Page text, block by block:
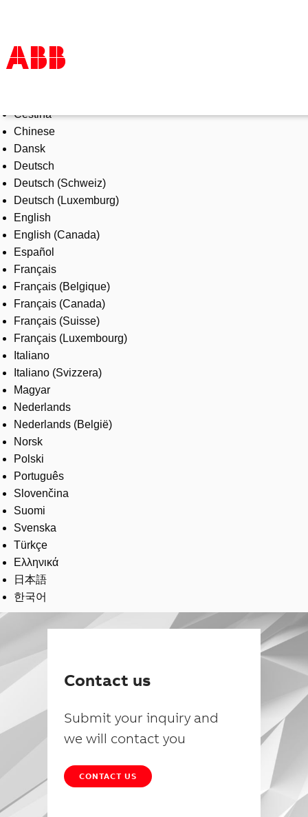
Products & Solutions
Industries
Services
About us
Where to buy
Contact us
Careers
Čeština
Chinese
Dansk
Deutsch
Deutsch (Schweiz)
Deutsch (Luxemburg)
English
English (Canada)
Español
Français
Français (Belgique)
Français (Canada)
Français (Suisse)
Français (Luxembourg)
Italiano
Italiano (Svizzera)
Magyar
Nederlands
Nederlands (België)
Norsk
Polski
Português
Slovenčina
Suomi
Svenska
Türkçe
Ελληνικά
日本語
한국어
Contact us
Submit your inquiry and
we will contact you
CONTACT US